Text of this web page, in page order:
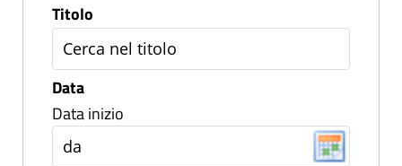
Titolo
Data
Data inizio